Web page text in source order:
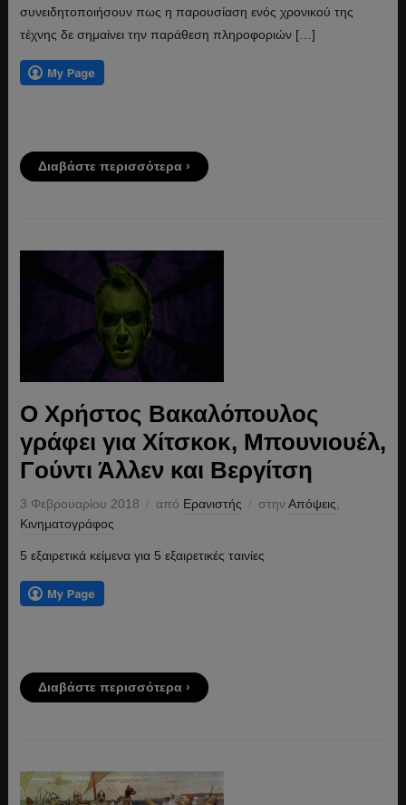
συνειδητοποιήσουν πως η παρουσίαση ενός χρονικού της
τέχνης δε σημαίνει την παράθεση πληροφοριών […]
Διαβάστε περισσότερα ›
Ο Χρήστος Βακαλόπουλος
γράφει για Χίτσκοκ, Μπουνιουέλ,
Γούντι Άλλεν και Βεργίτση
3 Φεβρουαρίου 2018 από Ερανιστής στηνΑπόψεις
Κινηματογράφος
5 εξαιρετικά κείμενα για 5 εξαιρετικές ταινίες
Διαβάστε περισσότερα ›